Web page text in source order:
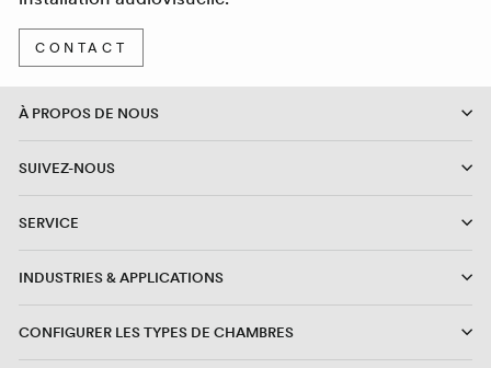
CONTACT
À PROPOS DE NOUS
SUIVEZ-NOUS
SERVICE
INDUSTRIES & APPLICATIONS
CONFIGURER LES TYPES DE CHAMBRES